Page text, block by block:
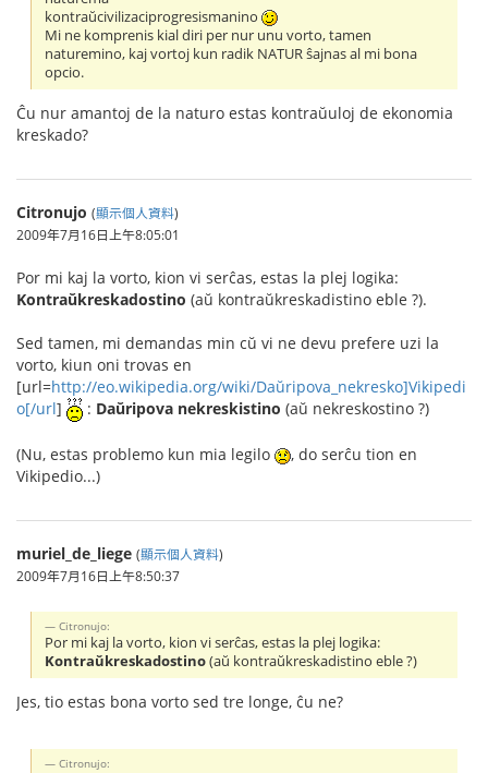
kontraŭcivilizaciprogresismanino
Mi ne komprenis kial diri per nur unu vorto, tamen
naturemino, kaj vortoj kun radik NATUR ŝajnas al mi bona
opcio.
Ĉu nur amantoj de la naturo estas kontraŭuloj de ekonomia
kreskado?
Citronujo (顯示個人資料)
2009年7月16日上午8:05:01
Por mi kaj la vorto, kion vi serĉas, estas la plej logika:
Kontraŭkreskadostino (aŭ kontraŭkreskadistino eble ?).
Sed tamen, mi demandas min cŭ vi ne devu prefere uzi la
vorto, kiun oni trovas en
[url=http://eo.wikipedia.org/wiki/Daŭripova_nekresko]Vikipedi
o[/url] : Daŭripova nekreskistino (aŭ nekreskostino ?)
(Nu, estas problemo kun mia legilo
, do serĉu tion en
Vikipedio...)
muriel_de_liege (顯示個人資料)
2009年7月16日上午8:50:37
Citronujo:
Por mi kaj la vorto, kion vi serĉas, estas la plej logika:
Kontraŭkreskadostino(aŭ kontraŭkreskadistino eble ?)
Jes, tio estas bona vorto sed tre longe, ĉu ne?
Citronujo: